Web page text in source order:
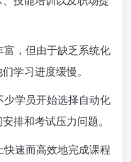
，但由于缺乏系统化
学习进度缓慢。
学员开始选择自动化
排和考试压力问题。
速而高效地完成课程